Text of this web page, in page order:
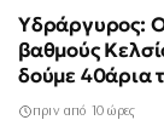
Υδράργυρος:
βαθμούς
δούμε 40άρια
πριν από 10 ώρες